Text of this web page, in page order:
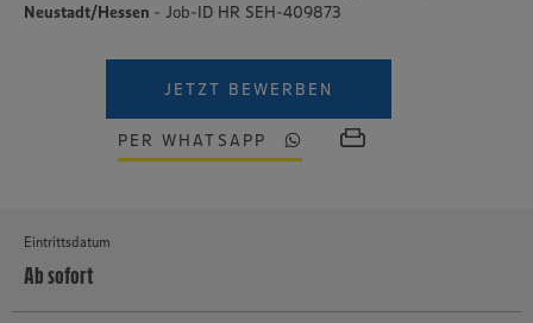
Neustadt/Hessen - Job-ID HR SEH-409873
JETZT BEWERBEN
PER WHATSAPP
Eintrittsdatum
Ab sofort